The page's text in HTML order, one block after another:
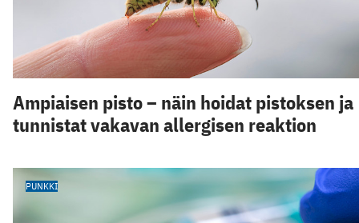
Ampiaisen pisto – näin hoidat pistoksen ja
tunnistat vakavan allergisen reaktion
PUNKKI